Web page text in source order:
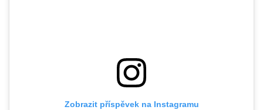
Zobrazit příspěvek na Instagramu